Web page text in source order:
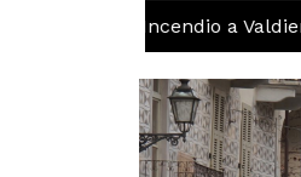
Incendio a